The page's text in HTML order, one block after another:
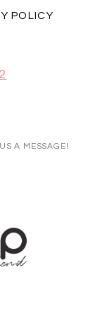
POLICY
A MESSAGE!